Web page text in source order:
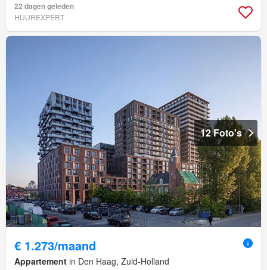
22 dagen geleden
HUUREXPERT
12 Foto's
€ 1.273/maand
Appartement in Den Haag, Zuid-Holland